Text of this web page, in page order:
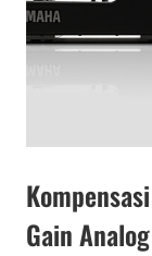
Gain Analog